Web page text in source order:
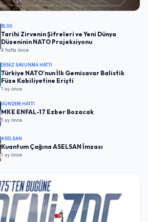
BLOG
Tarihi Zirvenin Şifreleri ve Yeni Dünya
Düzeninin NATO Projeksiyonu
4 hafta önce
DENIZ SAVUNMA HATTI
Türkiye NATO’nun İlk Gemisavar Balistik
Füze Kabiliyetine Erişti
1 ay önce
GÜNDEM HATTI
MKE ENFAL-17 Ezber Bozacak
1 ay önce
ASELSAN
Kuantum Çağına ASELSAN İmzası
1 ay önce